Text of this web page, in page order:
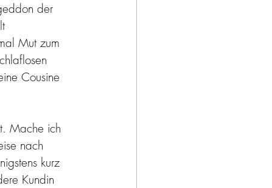
der
Mut zum
Cousine
Mache ich
nach
kurz
Kundin